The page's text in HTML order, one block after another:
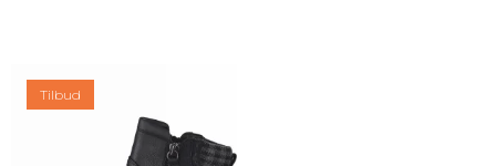
Tilbud